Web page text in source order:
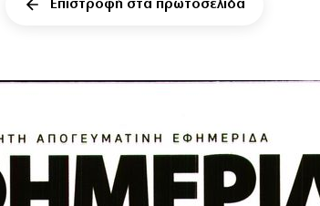
Επιστροφή στα πρωτοσέλιδα